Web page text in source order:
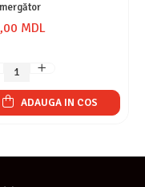
MDL
ADAUGA IN COS